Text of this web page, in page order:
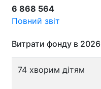
6 868 564
Повний звіт
Витрати фонду в 2026
74 хворим дітям